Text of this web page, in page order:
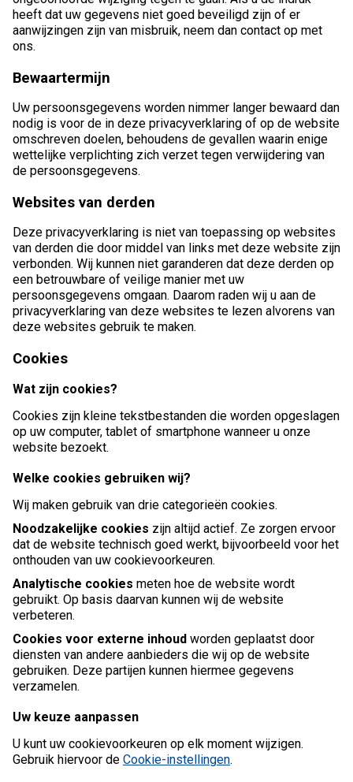
heeft dat uw gegevens niet goed beveiligd zijn of er
aanwijzingen zijn van misbruik, neem dan contact op met
ons.
Bewaartermijn
Uw persoonsgegevens worden nimmer langer bewaard dan
nodig is voor de in deze privacyverklaring of op de website
omschreven doelen, behoudens de gevallen waarin enige
wettelijke verplichting zich verzet tegen verwijdering van
de persoonsgegevens.
Websites van derden
Deze privacyverklaring is niet van toepassing op websites
van derden die door middel van links met deze website zijn
verbonden. Wij kunnen niet garanderen dat deze derden op
een betrouwbare of veilige manier met uw
persoonsgegevens omgaan. Daarom raden wij u aan de
privacyverklaring van deze websites te lezen alvorens van
deze websites gebruik te maken.
Cookies
Wat zijn cookies?
Cookies zijn kleine tekstbestanden die worden opgeslagen
op uw computer, tablet of smartphone wanneer u onze
website bezoekt.
Welke cookies gebruiken wij?
Wij maken gebruik van drie categorieën cookies.
Noodzakelijke cookies zijn altijd actief. Ze zorgen ervoor
dat de website technisch goed werkt, bijvoorbeeld voor het
onthouden van uw cookievoorkeuren.
Analytische cookies meten hoe de website wordt
gebruikt. Op basis daarvan kunnen wij de website
verbeteren.
Cookies voor externe inhoud worden geplaatst door
diensten van andere aanbieders die wij op de website
gebruiken. Deze partijen kunnen hiermee gegevens
verzamelen.
Uw keuze aanpassen
U kunt uw cookievoorkeuren op elk moment wijzigen.
Gebruik hiervoor de Cookie-instellingen.